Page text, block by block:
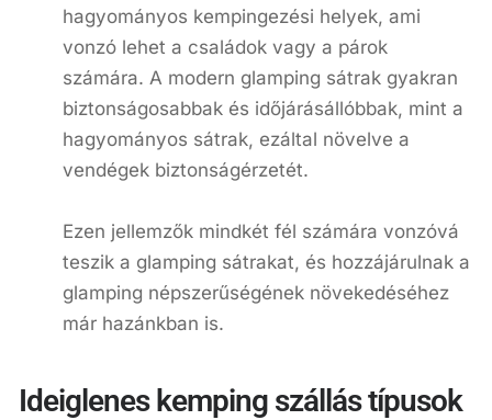
hagyományos kempingezési helyek, ami
vonzó lehet a családok vagy a párok
számára. A modern glamping sátrak gyakran
biztonságosabbak és időjárásállóbbak, mint a
hagyományos sátrak, ezáltal növelve a
vendégek biztonságérzetét.
Ezen jellemzők mindkét fél számára vonzóvá
teszik a glamping sátrakat, és hozzájárulnak a
glamping népszerűségének növekedéséhez
már hazánkban is.
Ideiglenes kemping szállás típusok